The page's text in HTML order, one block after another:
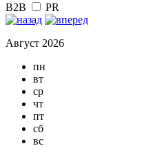
B2B PR
Август 2026
пн
вт
ср
чт
пт
сб
вс